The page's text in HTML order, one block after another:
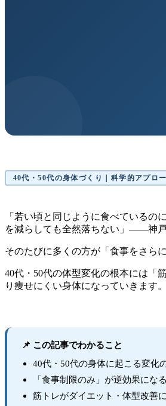
40代・50代の身体づくり｜科学的アプロ
「若い頃と同じように食べている
を減らしても全然落ちない」——神戸
そのたびに多くの方が「食事をさら
40代・50代の体型変化の根本には「
り痩せにくい身体になっていきます。
📌 この記事でわかること
40代・50代の身体に起こる変化
「食事制限のみ」が逆効果にな
筋トレがダイエット・体型改善